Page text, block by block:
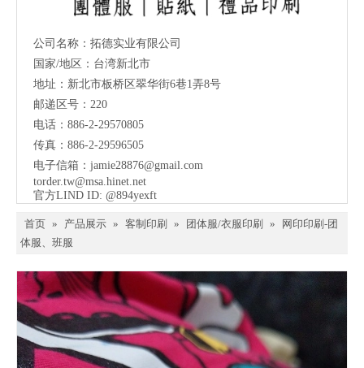
公司名称：拓德实业有限公司
国家/地区：台湾新北市
地址：新北市板桥区翠华街6巷1弄8号
邮递区号：220
电话：886-2-29570805
传真：886-2-29596505
电子信箱： jamie28876@gmail.com
torder.tw@msa.hinet.net
官方LIND ID: @894yexft
首页 » 产品展示 » 客制印刷 » 团体服/衣服印刷 »
网印印刷-团
体服、班服